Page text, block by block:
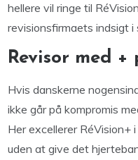
hellere vil ringe til
revisionsfirmaets indsigt
Revisor med
Hvis danskerne
ikke går på kompromis
Her excellerer RéVision+
uden at give det